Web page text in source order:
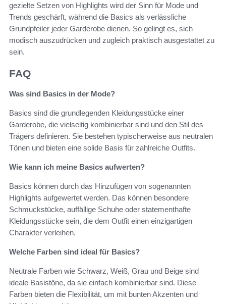
gezielte Setzen von Highlights wird der Sinn für Mode und
Trends geschärft, während die Basics als verlässliche
Grundpfeiler jeder Garderobe dienen. So gelingt es, sich
modisch auszudrücken und zugleich praktisch ausgestattet zu
sein.
FAQ
Was sind Basics in der Mode?
Basics sind die grundlegenden Kleidungsstücke einer
Garderobe, die vielseitig kombinierbar sind und den Stil des
Trägers definieren. Sie bestehen typischerweise aus neutralen
Tönen und bieten eine solide Basis für zahlreiche Outfits.
Wie kann ich meine Basics aufwerten?
Basics können durch das Hinzufügen von sogenannten
Highlights aufgewertet werden. Das können besondere
Schmuckstücke, auffällige Schuhe oder statementhafte
Kleidungsstücke sein, die dem Outfit einen einzigartigen
Charakter verleihen.
Welche Farben sind ideal für Basics?
Neutrale Farben wie Schwarz, Weiß, Grau und Beige sind
ideale Basistöne, da sie einfach kombinierbar sind. Diese
Farben bieten die Flexibilität, um mit bunten Akzenten und